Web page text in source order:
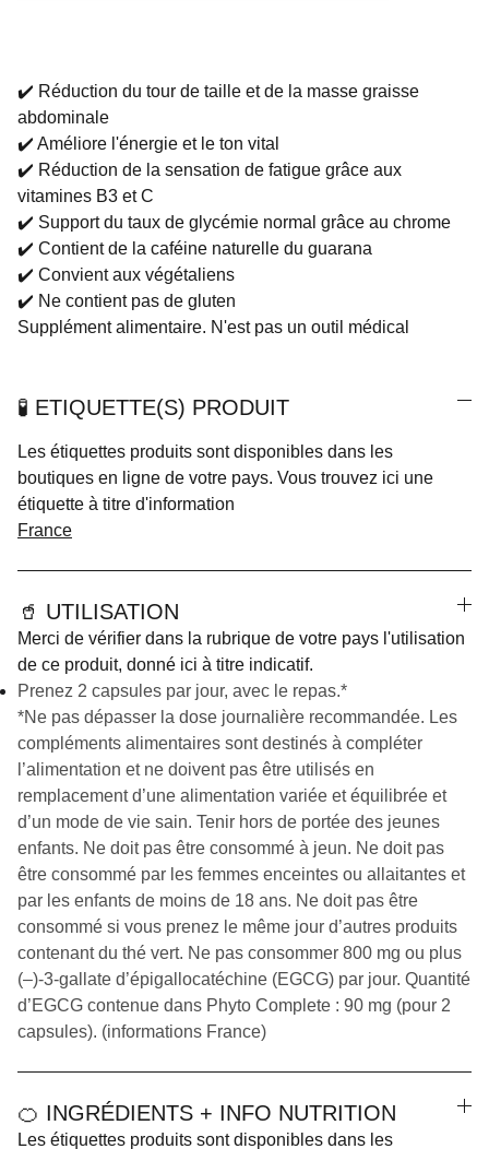
✔️ Réduction du tour de taille et de la masse graisse
abdominale
✔️ Améliore l'énergie et le ton vital
✔️ Réduction de la sensation de fatigue grâce aux
vitamines B3 et C
✔️ Support du taux de glycémie normal grâce au chrome
✔️ Contient de la caféine naturelle du guarana
✔️ Convient aux végétaliens
✔️ Ne contient pas de gluten
Supplément alimentaire. N'est pas un outil médical
🧪 ETIQUETTE(S) PRODUIT
Les étiquettes produits sont disponibles dans les
boutiques en ligne de votre pays. Vous trouvez ici une
étiquette à titre d'information
France
🥤 UTILISATION
Merci de vérifier dans la rubrique de votre pays l'utilisation
de ce produit, donné ici à titre indicatif.
Prenez 2 capsules par jour, avec le repas.*
*Ne pas dépasser la dose journalière recommandée. Les
compléments alimentaires sont destinés à compléter
l’alimentation et ne doivent pas être utilisés en
remplacement d’une alimentation variée et équilibrée et
d’un mode de vie sain. Tenir hors de portée des jeunes
enfants. Ne doit pas être consommé à jeun. Ne doit pas
être consommé par les femmes enceintes ou allaitantes et
par les enfants de moins de 18 ans. Ne doit pas être
consommé si vous prenez le même jour d’autres produits
contenant du thé vert. Ne pas consommer 800 mg ou plus
(–)-3-gallate d’épigallocatéchine (EGCG) par jour. Quantité
d’EGCG contenue dans Phyto Complete : 90 mg (pour 2
capsules). (informations France)
🍊 INGRÉDIENTS + INFO NUTRITION
Les étiquettes produits sont disponibles dans les